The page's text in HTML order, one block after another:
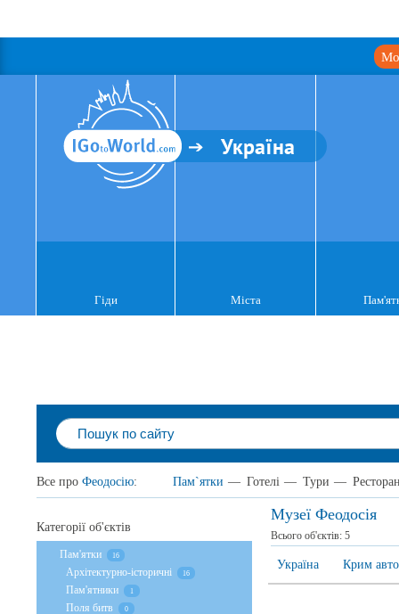
Україна
Гіди Міста
Все про Феодосію: Пам`ятки — Готелі — Тури —
Музеї Феодосія
Всього об'єктів: 5
Україна Крим
Категорії об'єктів
Пам'ятки 16
Архітектурно-історичні 16
Пам'ятники 1
Поля битв 0